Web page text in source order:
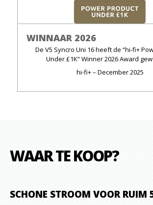
WINNAAR 2026
De V5 Syncro Uni 16 heeft de “hi-fi+
Under £1K“ Winner 2026 Award
hi-fi+ – December 2025
WAAR TE KOOP?
SCHONE STROOM VOOR RUIM